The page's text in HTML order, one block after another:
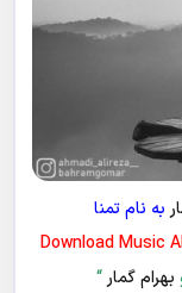
به نام تمنا
Download Music
بهرام گمار“